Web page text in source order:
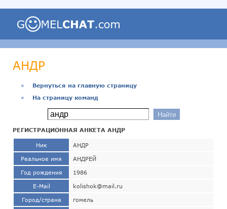
АНДР
●
Вернуться на главную страницу
●
На страницу команд
РЕГИСТРАЦИОННАЯ АНКЕТА АНДР
Ник АНДР
Реальное имя АНДРЕЙ
Год рождения 1986
E-Mail kolishok@mail.ru
Город/страна гомель